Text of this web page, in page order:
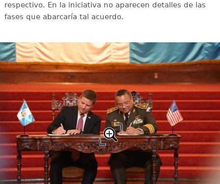
respectivo. En la iniciativa no aparecen detalles de las
fases que abarcaría tal acuerdo.